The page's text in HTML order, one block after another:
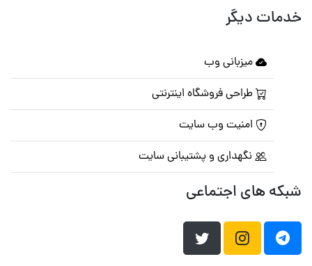
خدمات دیگر
میزبانی وب
طراحی فروشگاه اینترنتی
امنیت وب سایت
نگهداری و پشتیبانی سایت
شبکه های اجتماعی